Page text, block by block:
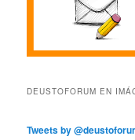
DEUSTOFORUM EN
Tweets by